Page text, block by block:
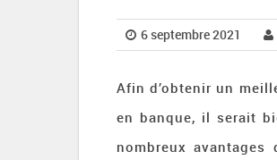
6 septembre 2021
Afin d’obtenir un
en banque, il serait
nombreux